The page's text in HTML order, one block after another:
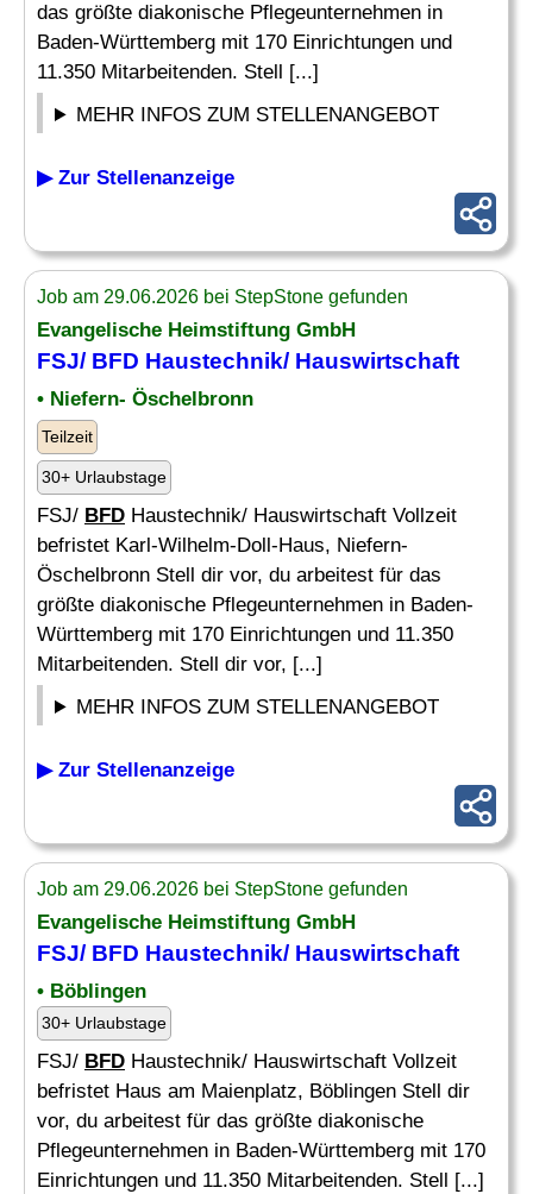
das größte diakonische Pflegeunternehmen in
Baden-Württemberg mit 170 Einrichtungen und
11.350 Mitarbeitenden. Stell [...]
MEHR INFOS ZUM STELLENANGEBOT
▶ Zur Stellenanzeige
Job am 29.06.2026 bei StepStone gefunden
Evangelische Heimstiftung GmbH
FSJ/ BFD Haustechnik/ Hauswirtschaft
• Niefern- Öschelbronn
Teilzeit
30+ Urlaubstage
FSJ/ BFD Haustechnik/ Hauswirtschaft Vollzeit
befristet Karl-Wilhelm-Doll-Haus, Niefern-
Öschelbronn Stell dir vor, du arbeitest für das
größte diakonische Pflegeunternehmen in Baden-
Württemberg mit 170 Einrichtungen und 11.350
Mitarbeitenden. Stell dir vor, [...]
MEHR INFOS ZUM STELLENANGEBOT
▶ Zur Stellenanzeige
Job am 29.06.2026 bei StepStone gefunden
Evangelische Heimstiftung GmbH
FSJ/ BFD Haustechnik/ Hauswirtschaft
• Böblingen
30+ Urlaubstage
FSJ/ BFD Haustechnik/ Hauswirtschaft Vollzeit
befristet Haus am Maienplatz, Böblingen Stell dir
vor, du arbeitest für das größte diakonische
Pflegeunternehmen in Baden-Württemberg mit 170
Einrichtungen und 11.350 Mitarbeitenden. Stell [...]